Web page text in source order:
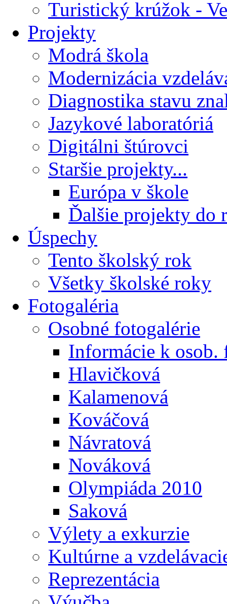
Turistický krúžok -
Projekty
Modrá škola
Modernizácia
Diagnostika stavu
Jazykové laboratóriá
Digitálni štúrovci
Staršie projekty...
Európa v škole
Ďalšie projekty do
Úspechy
Tento školský rok
Všetky školské roky
Fotogaléria
Osobné fotogalérie
Informácie k osob.
Hlavičková
Kalamenová
Kováčová
Návratová
Nováková
Olympiáda 2010
Saková
Výlety a exkurzie
Kultúrne a
Reprezentácia